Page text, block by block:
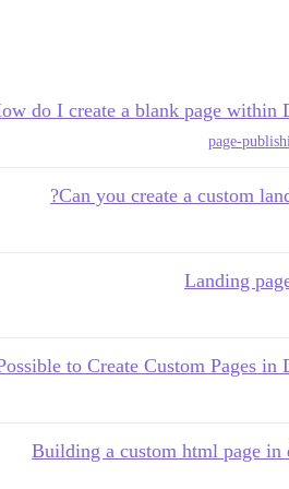
do I create a blank page within
page-
Can you create a custom
Landing
to Create Custom Pages in
Building a custom html page in